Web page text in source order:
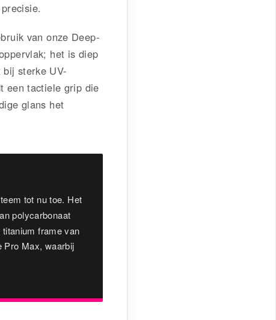
van onze Deep-
het is diep
sterke UV-
een tactiele grip die
glans het
tot nu toe. Het
polycarbonaat
frame van
Pro Max, waarbij